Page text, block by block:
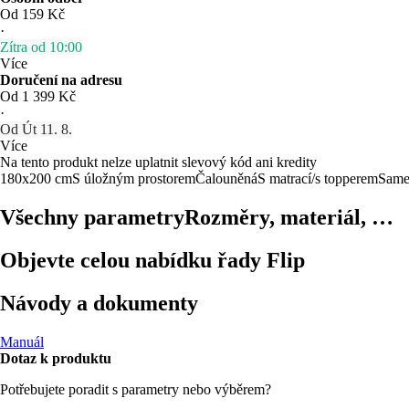
Od 159 Kč
·
Zítra od 10:00
Více
Doručení na adresu
Od 1 399 Kč
·
Od Út 11. 8.
Více
Na tento produkt nelze uplatnit slevový kód ani kredity
180x200 cmS úložným prostoremČalouněnáS matrací/s topperem
Všechny parametryRozměry, materiál, …
Objevte celou nabídku řady Flip
Návody a dokumenty
Manuál
Dotaz k produktu
Potřebujete poradit s parametry nebo výběrem?